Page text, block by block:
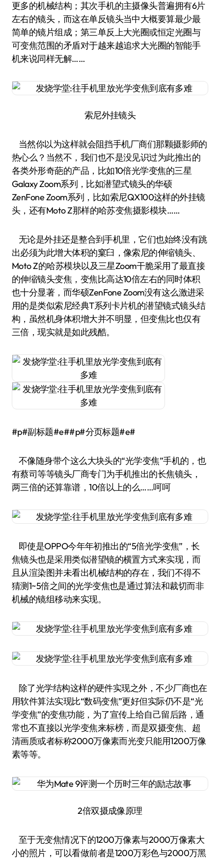
更多的机械结构；其次手机的主摄像头普遍拥有6片
左右的镜头，而这在单反镜头当中大概要算最少最
简单的镜片组成；第三单反上大光圈或恒定光圈与
可变焦范围的矛盾对于越来越追求大光圈的智能手
机来说同样无解……
索尼外挂镜头
当然你以为这样就会阻挡手机厂商们那颗摄影师的
热心么？当然不，我们也不是没见识过为此推出的
各类外形奇葩的产品，比如10倍光学变焦的三星
Galaxy Zoom系列，比如潜望式镜头的华硕
ZenFone Zoom系列，比如索尼QX100这样的外挂镜
头，还有Moto Z那样的哈苏变焦摄影模块……
无论是外挂还是整合到手机里，它们也始终没有跳
出必须为此增大体积的窠臼，像索尼的伸缩镜头、
Moto Z的哈苏模块以及三星Zoom干脆采用了最直接
的伸缩镜头变焦，变焦比高达10倍左右的同时体积
也十分显著，而华硕ZenFone Zoom没有这么激进采
用的是类似索尼经典T系列卡片机的潜望镜式镜头结
构，虽然机身体积增大并不明显，但变焦比也仅有
三倍，现实就是如此残酷。
#p#副标题#e##p#分页标题#e#
不像随身带个这么大块头的“光学变焦”手机的，也
有蔡司等等镜头厂商专门为手机推出的长焦镜头，
两三倍的还算靠谱，10倍以上的么……呵呵
即使是OPPO今年年初推出的“5倍光学变焦”，长
焦镜头也是采用类似潜望镜的横置方式来实现，而
且从渲染图并未看出机械结构的存在，我们不得不
猜测1~5倍之间的光学变焦也是通过算法和裁切而非
机械的镜组移动来实现。
除了光学结构这样的硬件实现之外，不少厂商也在
用软件算法实现比“数码变焦”更好但实际仍不是“光
学变焦”的变焦功能，为了宣传上给自己留后路，通
常也不直接以光学变焦来标榜，而是双摄变焦、超
清画质或者标称2000万像素而光变只能用1200万像
素等等。
2倍双摄成像原理
至于无变焦情况下的1200万像素与2000万像素大
小的照片，可以看做前者是1200万彩色与2000万黑